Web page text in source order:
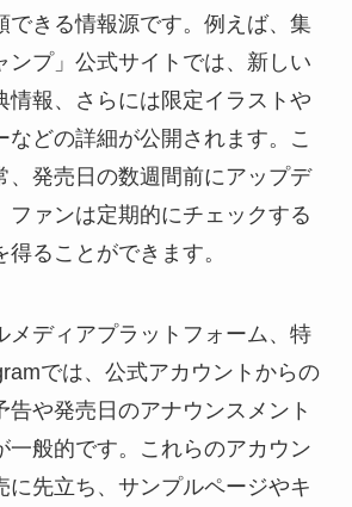
できる情報源です。例えば、集
ンプ」公式サイトでは、新しい
情報、さらには限定イラストや
などの詳細が公開されます。こ
、発売日の数週間前にアップデ
ファンは定期的にチェックする
ることができます。
メディアプラットフォーム、特
では、公式アカウントからの
告や発売日のアナウンスメント
一般的です。これらのアカウン
に先立ち、サンプルページやキ